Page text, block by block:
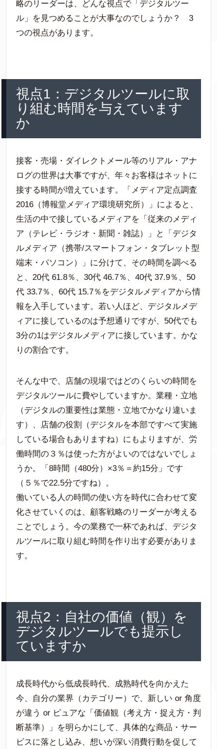
略のリーダーは、どんな視点で「デジタルツー
ル」を見つめることが大事なのでしょうか？ 3
つの視点があります。
視点1：デジタルツールに取
り組む時間を与えています
か
接客・売場・ダイレクトメール等のリアル・アナ
ログの世界は大事ですが、年々お客様はネットに
接する時間が増えています。「メディア定点調査
2016（博報堂メディア環境研究所）」によると、
生活の中で接しているメディアを「従来のメディ
ア（テレビ・ラジオ・新聞・雑誌）」と「デジタ
ルメディア（携帯/スマートフォン・タブレット型
端末・パソコン）」に分けて、その時間を調べる
と、20代 61.8％、30代 46.7％、40代 37.9％、50
代 33.7％、60代 15.7％をデジタルメディアから情
報を入手しています。若い人ほど、デジタルメデ
ィアに接しているのは予想通りですが、50代でも
3分の1はデジタルメディアに接しています。かな
りの割合です。
そんな中で、店舗の現場ではどのくらいの時間を
デジタルツールに費やしていますか。業種・立地
（デジタルの重要性は業態・立地でかなり違いま
す）、店舗の役割（デジタルを本部ですべて実施
している場合もありますね）にもよりますが、労
働時間の３％は使った方がよいのではないでしょ
うか。「8時間（480分）×3％＝約15分」です
（５％で22.5分ですね）。
働いている人の時間の使い方を時代に合わせて変
化させていくのは、顧客戦略のリーダーが考える
ことでしょう。今の業務で一杯であれば、デジタ
ルツールに取り組む時間を作り出す必要がありま
す。
視点2：自社の価値（観）を
デジタルツールでも提示し
ていますか
成長時代から低成長時代、成熟時代を向かえた
今、自分の業界（カテゴリー）で、新しい or 角度
が違う or ピュアな「価値観（考え方・捉え方・判
断基準）」を明らかにして、具体的な商品・サー
ビスに落とし込み、想いが深い消費行動を促して